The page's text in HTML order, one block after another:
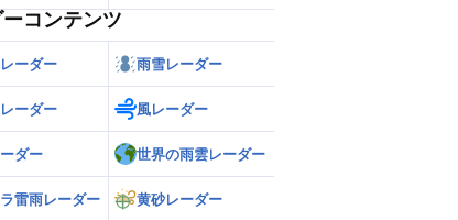
コンテンツ
ーダー 雨雪レーダー
ーダー 風レーダー
ダー 世界の雨雲レーダー
雷雨レーダー 黄砂レーダー